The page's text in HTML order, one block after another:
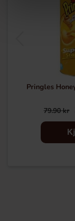
Pringles
79.90 kr